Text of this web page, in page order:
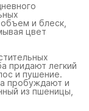
и блеск,
цвет
придают легкий
и пушение.
пробуждают и
из пшеницы,